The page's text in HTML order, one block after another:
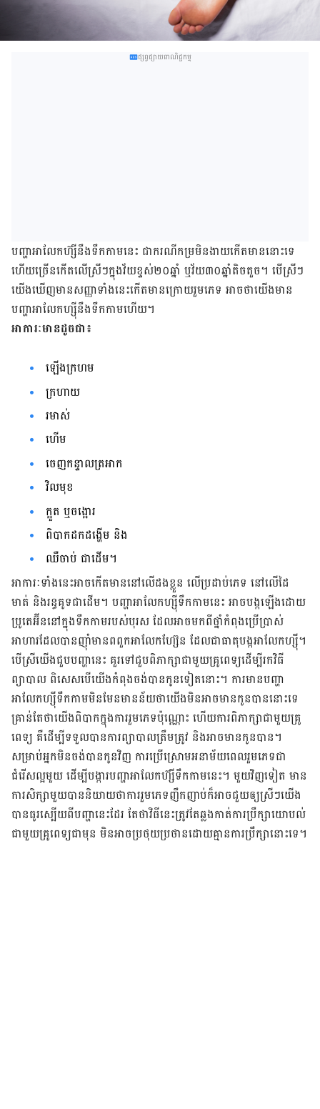
ផ្សព្វផ្សាយពាណិជ្ជកម្ម
បញ្ហា​អាលែក​ហ៊្សី​នឹង​ទឹក​កាម​នេះ ជា​ករណី​កម្រ​មិន​ងាយ​កើត​មាន​នោះ​ទេ
ហើយ​ច្រើន​កើត​លើ​ស្រីៗ​​ក្នុង​វ័យ​ខ្ទស់​២០​ឆ្នាំ ឬ​វ័យ​៣០​ឆ្នាំ​តិច​តួច​។ បើ​ស្រីៗ
យើង​ឃើញ​មាន​សញ្ញា​ទាំង​នេះ​កើត​មាន​ក្រោយ​រួម​ភេទ អាច​ថា​យើង​មាន​
បញ្ហា​អាលែក​ហ្ស៊ី​នឹង​ទឹក​កាម​ហើយ​។
អាការៈមាន​ដូច​ជា៖
ឡើង​ក្រហម
ក្រហាយ
រមាស់
ហើម
ចេញ​កន្ទាលត្រអាក
វិល​មុខ
ក្អួត ឬចង្អោរ​
ពិបាក​ដក​ដង្ហើម និង​​
ឈឺចាប់ ជាដើម។
អាការៈ​ទាំង​នេះអាច​កើត​មាន​នៅ​លើ​ដង​ខ្លួន លើ​ប្រដាប់​ភេទ នៅ​លើ​ដៃ
មាត់ និង​រន្ធគូទជាដើម​។ បញ្ហា​អាលែកហ្ស៊ី​ទឹក​កាម​នេះ អាច​បង្ក​ឡើង​ដោយ​
ប្រូតេអ៊ីន​នៅ​ក្នុង​ទឹក​កាម​របស់​បុរស​ ដែល​អាច​​មកពី​ថ្នាំ​កំពុង​ប្រើ​ប្រាស់
អាហារ​​ដែល​បាន​ញ៉ាំ​មាន​ពពួក​អាលែក​ហ្ស៊ែន ដែល​ជា​ធាតុ​បង្ក​អាលែកហ្ស៊ី​។
បើ​ស្រី​យើង​ជួប​បញ្ហា​នេះ គួរ​ទៅ​ជួប​ពិភាក្សា​ជាមួយ​គ្រូពេទ្យ​ដើម្បី​រក​វិធី​
ព្យាបាល ពិសេស​បើ​យើង​កំពុង​ចង់​បាន​កូន​ទៀត​នោះ។ ការ​មាន​បញ្ហា​
អាលែកហ្ស៊ី​ទឹក​កាម​មិន​មែន​មានន័យ​ថា​យើង​មិន​អាច​មាន​កូន​បាន​នោះ​ទេ
គ្រាន់តែ​ថា​យើង​ពិបាក​ក្នុង​ការ​រួម​ភេទ​ប៉ុណ្ណោះ ហើយ​ការ​ពិភាក្សា​ជាមួយ​គ្រូ​
ពេទ្យ គឺ​ដើម្បី​ទទួល​បាន​ការ​ព្យា​បាល​ត្រឹម​ត្រូវ​ និង​អាច​មាន​កូន​បាន។​
សម្រាប់​អ្នក​មិន​ចង់​បាន​កូនវិញ ការ​ប្រើ​ស្រោម​អនាម័យ​ពេល​រួម​​ភេទ​ជា​
ជំរើស​ល្អ​មួយ ដើម្បី​បង្ការ​បញ្ហា​អាលែកហ៊្សី​ទឹក​កាម​នេះ។ មួយ​វិញ​ទៀត មាន​
ការ​សិក្សា​មួយ​បាន​និយាយ​ថា​ការ​រួមភេទ​ញឹក​ញាប់​ក៏​អាច​ជួយ​ឲ្យ​ស្រីៗ​យើង​
បាន​ធូរ​ស្បើយ​ពី​បញ្ហា​នេះ​ដែរ តែ​ថា​វិធី​នេះ​ត្រូវ​តែ​ឆ្លងកាត់​ការ​ប្រឹក្សា​យោបល់​
ជាមួយ​គ្រូពេទ្យ​ជាមុន មិន​អាច​ប្រថុយ​ប្រថាន​ដោយ​គ្មាន​ការ​ប្រឹក្សា​នោះ​ទេ។​​